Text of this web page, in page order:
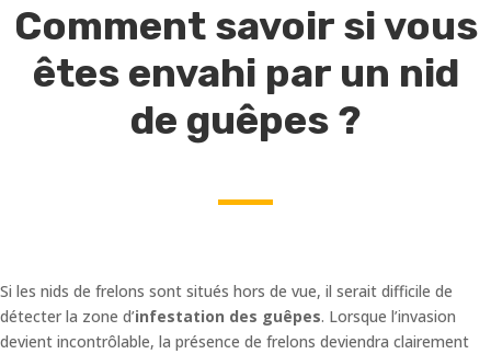
Comment savoir si vous
êtes envahi par un nid
de guêpes ?
Si les nids de frelons sont situés hors de vue, il serait difficile de
détecter la zone d’infestation des guêpes. Lorsque l’invasion
devient incontrôlable, la présence de frelons deviendra clairement